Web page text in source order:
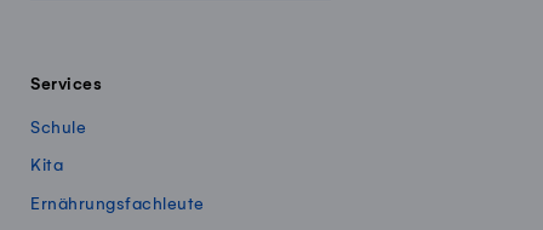
Services
Schule
Kita
Ernährungsfachleute